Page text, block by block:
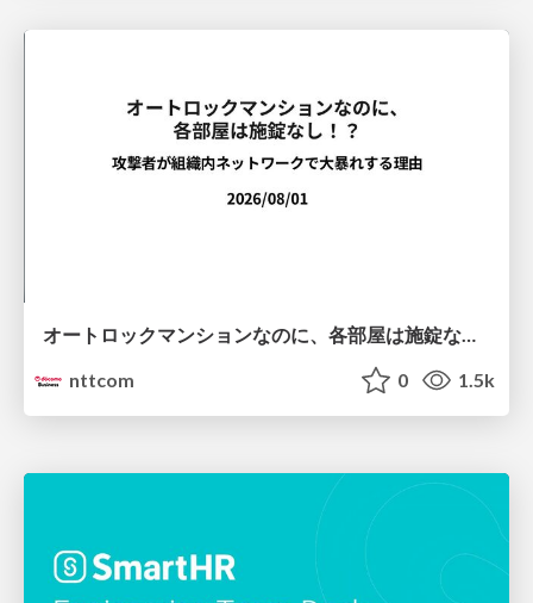
オートロックマンションなのに、各部屋は施錠なし！？ 攻撃者が組織内ネットワークで大暴れする理由 / The Front Door Is Locked, but the Rooms Are Wide Open: Why Attackers Move Freely Inside Enterprise Networks
nttcom
0 1.5k